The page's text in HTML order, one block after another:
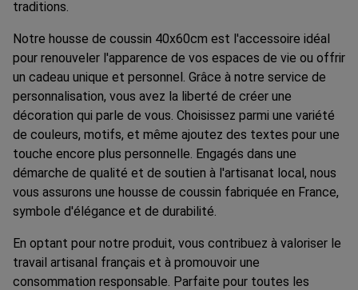
traditions.
Notre housse de coussin 40x60cm est l'accessoire idéal
pour renouveler l'apparence de vos espaces de vie ou offrir
un cadeau unique et personnel. Grâce à notre service de
personnalisation, vous avez la liberté de créer une
décoration qui parle de vous. Choisissez parmi une variété
de couleurs, motifs, et même ajoutez des textes pour une
touche encore plus personnelle. Engagés dans une
démarche de qualité et de soutien à l'artisanat local, nous
vous assurons une housse de coussin fabriquée en France,
symbole d'élégance et de durabilité.
En optant pour notre produit, vous contribuez à valoriser le
travail artisanal français et à promouvoir une
consommation responsable. Parfaite pour toutes les